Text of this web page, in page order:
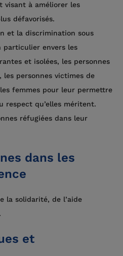
visant à améliorer les
défavorisés.
et la discrimination sous
particulier envers les
et isolées, les personnes
les personnes victimes de
femmes pour leur permettre
respect qu’elles méritent.
réfugiées dans leur
dans les
la solidarité, de l’aide
et